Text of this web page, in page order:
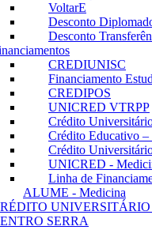
VoltarE
Desconto
Desconto
CREDIUNISC
Financiamento
CREDIPOS
UNICRED VTRPP
Crédito
Crédito Educativo –
Crédito
UNICRED -
Linha de
ALUME - Medicina
SERRA